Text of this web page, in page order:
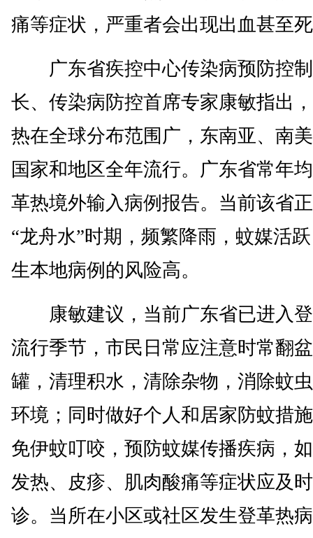
痛等症状，严重者会出现出血甚至
广东省疾控中心传染病预防控
长、传染病防控首席专家康敏指出
热在全球分布范围广，东南亚、南
国家和地区全年流行。广东省常年
革热境外输入病例报告。当前该省
“龙舟水”时期，频繁降雨，蚊媒活
生本地病例的风险高。
康敏建议，当前广东省已进入
流行季节，市民日常应注意时常翻
罐，清理积水，清除杂物，消除蚊
环境；同时做好个人和居家防蚊措
免伊蚊叮咬，预防蚊媒传播疾病，
发热、皮疹、肌肉酸痛等症状应及
诊。当所在小区或社区发生登革热